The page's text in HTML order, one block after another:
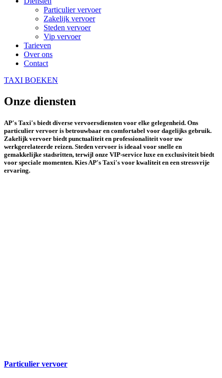
Particulier vervoer
Zakelijk vervoer
Steden vervoer
Vip vervoer
Tarieven
Over ons
Contact
TAXI BOEKEN
Onze diensten
AP's Taxi's biedt diverse vervoersdiensten voor elke gelegenheid. Ons
particulier vervoer is betrouwbaar en comfortabel voor dagelijks gebruik.
Zakelijk vervoer biedt punctualiteit en professionaliteit voor uw
werkgerelateerde reizen. Steden vervoer is ideaal voor snelle en
gemakkelijke stadsritten, terwijl onze VIP-service luxe en exclusiviteit biedt
voor speciale momenten. Kies AP's Taxi's voor kwaliteit en een stressvrije
ervaring.
Particulier vervoer